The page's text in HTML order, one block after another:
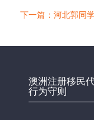
下一篇：河北郭同
澳洲注册移民
行为守则